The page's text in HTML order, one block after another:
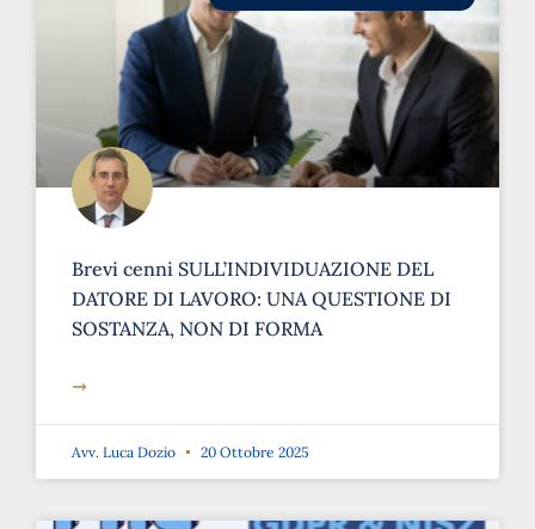
Brevi cenni SULL’INDIVIDUAZIONE DEL
DATORE DI LAVORO: UNA QUESTIONE DI
SOSTANZA, NON DI FORMA
➞
Avv. Luca Dozio 20 Ottobre 2025